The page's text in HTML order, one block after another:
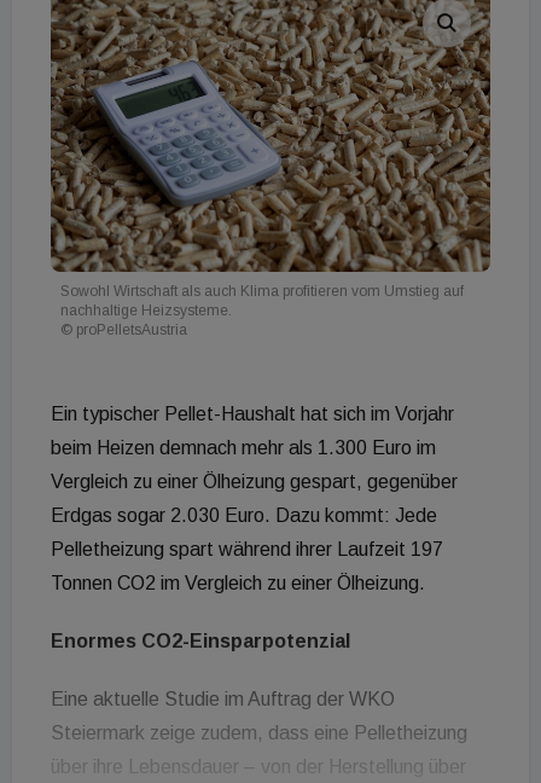
Sowohl Wirtschaft als auch Klima profitieren vom Umstieg auf
nachhaltige Heizsysteme.
© proPelletsAustria
Ein typischer Pellet-Haushalt hat sich im Vorjahr
beim Heizen demnach mehr als 1.300 Euro im
Vergleich zu einer Ölheizung gespart, gegenüber
Erdgas sogar 2.030 Euro. Dazu kommt: Jede
Pelletheizung spart während ihrer Laufzeit 197
Tonnen CO2 im Vergleich zu einer Ölheizung.
Enormes CO2-Einsparpotenzial
Eine aktuelle Studie im Auftrag der WKO
Steiermark zeige zudem, dass eine Pelletheizung
über ihre Lebensdauer – von der Herstellung über